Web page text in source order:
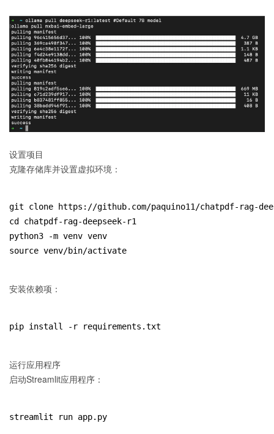
设置项目
克隆存储库并设置虚拟环境：
git clone https://github.com/paquino11/chatpdf-rag-
cd chatpdf-rag-deepseek-r1
python3 -m venv venv
source venv/bin/activate
安装依赖项：
pip install -r requirements.txt
运行应用程序
启动Streamlit应用程序：
streamlit run app.py